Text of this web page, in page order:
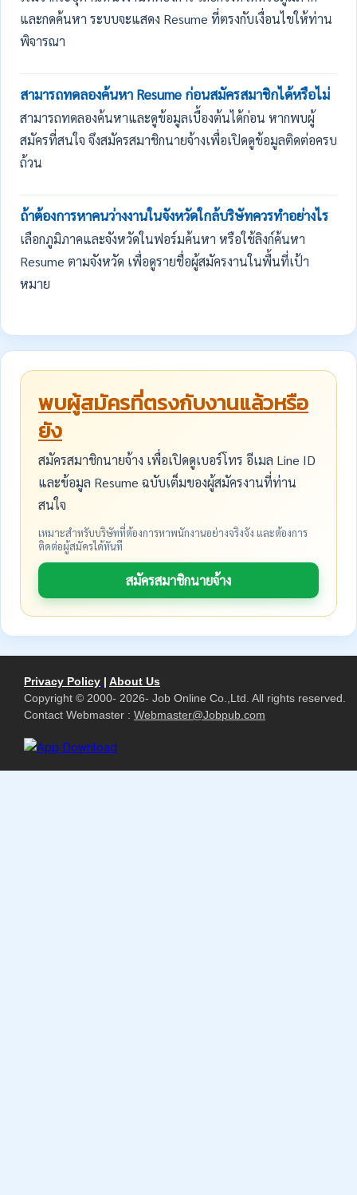
และกดค้นหา ระบบจะแสดง Resume ที่ตรงกับเงื่อนไขให้ท่าน
พิจารณา
สามารถทดลองค้นหา Resume ก่อนสมัครสมาชิกได้หรือไม่
สามารถทดลองค้นหาและดูข้อมูลเบื้องต้นได้ก่อน หากพบผู้
สมัครที่สนใจ จึงสมัครสมาชิกนายจ้างเพื่อเปิดดูข้อมูลติดต่อครบ
ถ้วน
ถ้าต้องการหาคนว่างงานในจังหวัดใกล้บริษัทควรทำอย่างไร
เลือกภูมิภาคและจังหวัดในฟอร์มค้นหา หรือใช้ลิงก์ค้นหา
Resume ตามจังหวัด เพื่อดูรายชื่อผู้สมัครงานในพื้นที่เป้า
หมาย
พบผู้สมัครที่ตรงกับงานแล้วหรือ
ยัง
สมัครสมาชิกนายจ้าง เพื่อเปิดดูเบอร์โทร อีเมล Line ID
และข้อมูล Resume ฉบับเต็มของผู้สมัครงานที่ท่าน
สนใจ
เหมาะสำหรับบริษัทที่ต้องการหาพนักงานอย่างจริงจัง และต้องการ
ติดต่อผู้สมัครได้ทันที
สมัครสมาชิกนายจ้าง
Privacy Policy | About Us
Copyright © 2000- 2026- Job Online Co.,Ltd. All rights reserved.
Contact Webmaster : Webmaster@Jobpub.com